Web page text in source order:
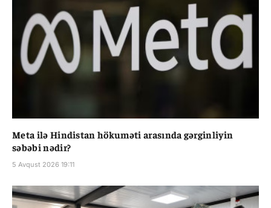
Meta ilə Hindistan hökuməti arasında gərginliyin
səbəbi nədir?
5 Avqust 2026 19:11